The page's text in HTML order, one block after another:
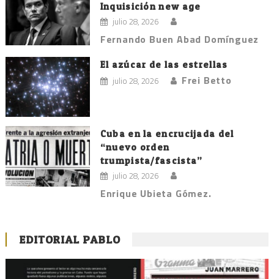
Inquisición new age
julio 28, 2026
Fernando Buen Abad Domínguez
El azúcar de las estrellas
julio 28, 2026 Frei Betto
Cuba en la encrucijada del
“nuevo orden
trumpista/fascista”
julio 28, 2026
Enrique Ubieta Gómez.
EDITORIAL PABLO